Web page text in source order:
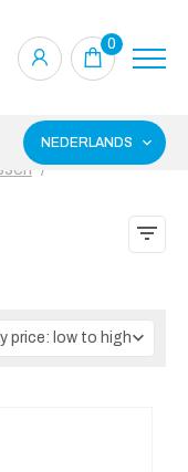
0
NEDERLANDS